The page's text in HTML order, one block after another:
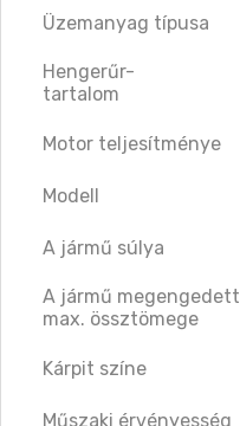
Üzemanyag típusa
Hengerűr-
tartalom
Motor teljesítménye
Modell
A jármű súlya
A jármű megengedett
max. össztömege
Kárpit színe
Műszaki érvényesség